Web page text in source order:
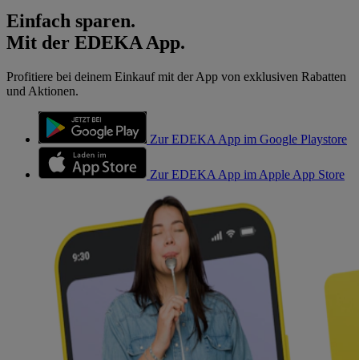
Einfach sparen.
Mit der EDEKA App.
Profitiere bei deinem Einkauf mit der App von exklusiven Rabatten
und Aktionen.
Zur EDEKA App im Google Playstore
Zur EDEKA App im Apple App Store